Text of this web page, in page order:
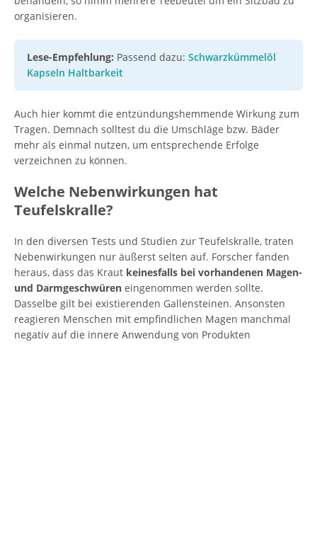
organisieren.
Lese-Empfehlung: Passend dazu: Schwarzkümmelöl
Kapseln Haltbarkeit
Auch hier kommt die entzündungshemmende Wirkung zum
Tragen. Demnach solltest du die Umschläge bzw. Bäder
mehr als einmal nutzen, um entsprechende Erfolge
verzeichnen zu können.
Welche Nebenwirkungen hat
Teufelskralle?
In den diversen Tests und Studien zur Teufelskralle, traten
Nebenwirkungen nur äußerst selten auf. Forscher fanden
heraus, dass das Kraut keinesfalls bei vorhandenen Magen-
und Darmgeschwüren eingenommen werden sollte.
Dasselbe gilt bei existierenden Gallensteinen. Ansonsten
reagieren Menschen mit empfindlichen Magen manchmal
negativ auf die innere Anwendung von Produkten